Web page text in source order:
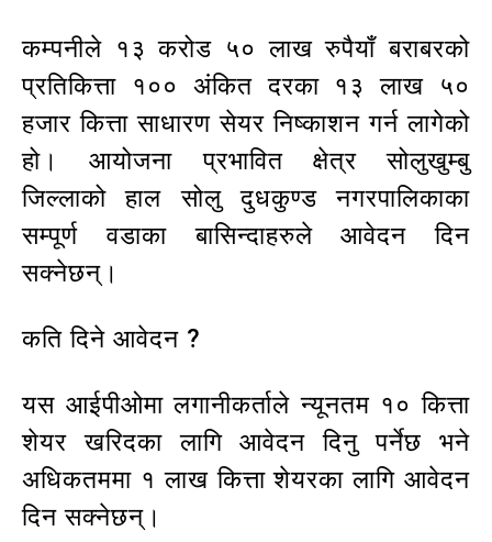
कम्पनीले १३ करोड ५० लाख रुपैयाँ बराबरको
प्रतिकित्ता १०० अंकित दरका १३ लाख ५०
हजार कित्ता साधारण सेयर निष्काशन गर्न लागेको
हो। आयोजना प्रभावित क्षेत्र सोलुखुम्बु
जिल्लाको हाल सोलु दुधकुण्ड नगरपालिकाका
सम्पूर्ण वडाका बासिन्दाहरुले आवेदन दिन
सक्नेछन्।
कति दिने आवेदन ?
यस आईपीओमा लगानीकर्ताले न्यूनतम १० कित्ता
शेयर खरिदका लागि आवेदन दिनु पर्नेछ भने
अधिकतममा १ लाख कित्ता शेयरका लागि आवेदन
दिन सक्नेछन्।